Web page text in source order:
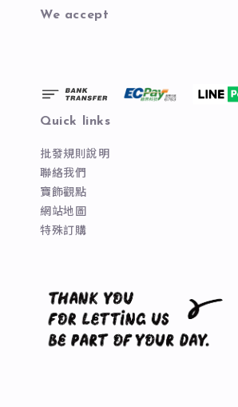
We accept
Quick links
批發規則說明
聯絡我們
寶飾觀點
網站地圖
特殊訂購